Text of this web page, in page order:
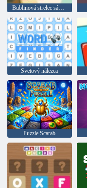
Svetový nálezca
Puzzle Scarab